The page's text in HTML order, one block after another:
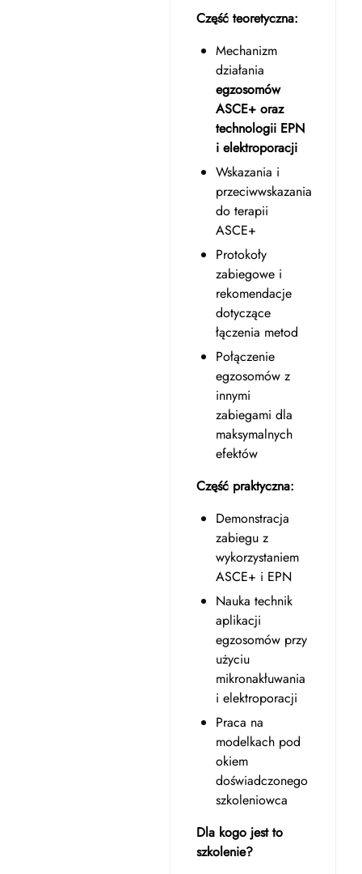
Część teoretyczna:
Mechanizm
działania
egzosomów
ASCE+ oraz
technologii EPN
i elektroporacji
Wskazania i
przeciwwskazania
do terapii
ASCE+
Protokoły
zabiegowe i
rekomendacje
dotyczące
łączenia metod
Połączenie
egzosomów z
innymi
zabiegami dla
maksymalnych
efektów
Część praktyczna:
Demonstracja
zabiegu z
wykorzystaniem
ASCE+ i EPN
Nauka technik
aplikacji
egzosomów przy
użyciu
mikronakłuwania
i elektroporacji
Praca na
modelkach pod
okiem
doświadczonego
szkoleniowca
Dla kogo jest to
szkolenie?